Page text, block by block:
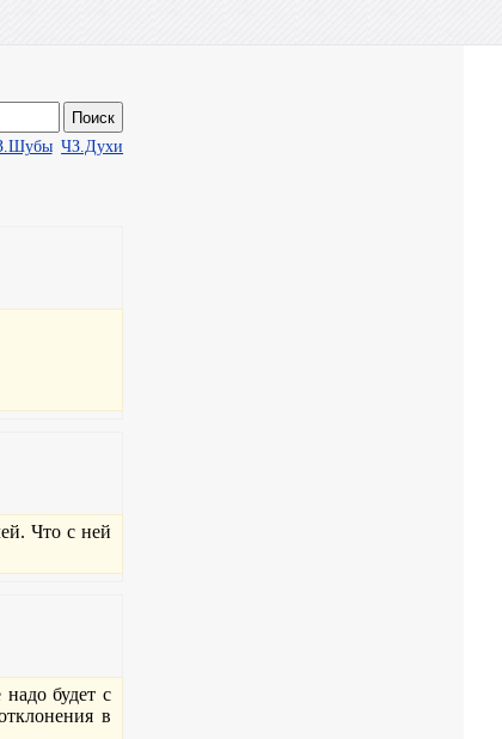
ЧЗ.Духи
Что с ней
будет с
в